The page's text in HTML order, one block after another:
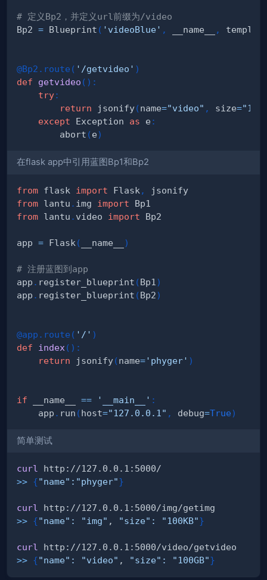
# 定义Bp2，并定义url前缀为/video
Bp2 = Blueprint ( 'videoBlue' , __name__ ,
@Bp2 . route ( '/getvideo' )
def
getvideo ( ) :
try:
return jsonify(name="video" , size=
except Exception as e :
        abort
(e)
在flask app中引用蓝图Bp1和Bp2
from flask import Flask ,
from lantu . img import
from lantu . video import
app = Flask ( __name__ )
# 注册蓝图到app
app . register_blueprint (Bp1 )
app . register_blueprint (Bp2)
@app . route ( '/' )
def
index ( ) :
return jsonify(name='phyger' )
if __name__ == '__main__' :
    app
. run (host="127.0.0.1" , debug=True)
简单测试
curl
>> {"name" : "phyger"}
curl
>> {"name" : "img" , "size" : "100KB"}
curl
>> {"name" : "video" , "size" : "100GB"}